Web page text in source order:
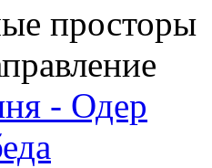
просторы
- Одер